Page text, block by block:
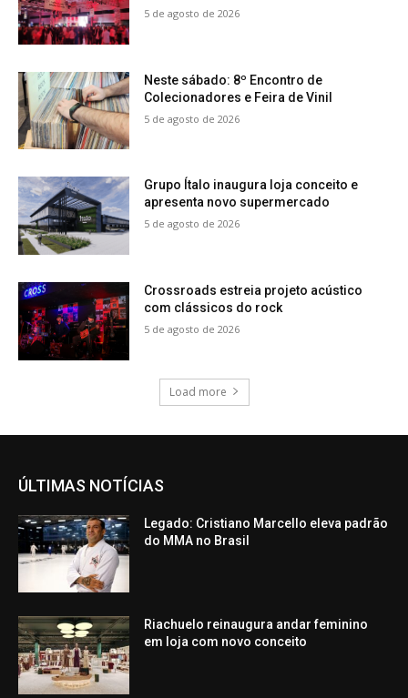
5 de agosto de 2026
Neste sábado: 8º Encontro de
Colecionadores e Feira de Vinil
5 de agosto de 2026
Grupo Ítalo inaugura loja conceito e
apresenta novo supermercado
5 de agosto de 2026
Crossroads estreia projeto acústico
com clássicos do rock
5 de agosto de 2026
Load more
ÚLTIMAS NOTÍCIAS
Legado: Cristiano Marcello eleva padrão
do MMA no Brasil
Riachuelo reinaugura andar feminino
em loja com novo conceito